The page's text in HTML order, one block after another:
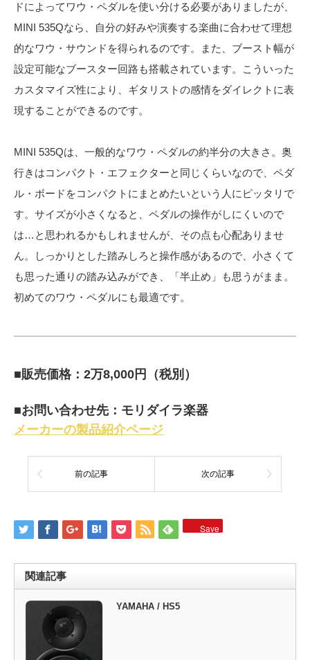
ドによってワウ・ペダルを使い分ける必要がありましたが、
MINI 535Qなら、自分の好みや演奏する楽曲に合わせて理想
的なワウ・サウンドを得られるのです。また、ブースト幅が
設定可能なブースター回路も搭載されています。こういった
カスタマイズ性により、ギタリストの感情をダイレクトに表
現することができるのです。
MINI 535Qは、一般的なワウ・ペダルの約半分の大きさ。奥
行きはコンパクト・エフェクターと同じくらいなので、ペダ
ル・ボードをコンパクトにまとめたいという人にピッタリで
す。サイズが小さくなると、ペダルの操作がしにくいので
は…と思われるかもしれませんが、その点も心配ありませ
ん。しっかりとした踏みしろと操作感があるので、小さくて
も思った通りの踏み込みができ、「半止め」も思うがまま。
初めてのワウ・ペダルにも最適です。
■販売価格：2万8,000円（税別）
■お問い合わせ先：モリダイラ楽器
メーカーの製品紹介ページ
前の記事 次の記事
Save
関連記事
YAMAHA / HS5